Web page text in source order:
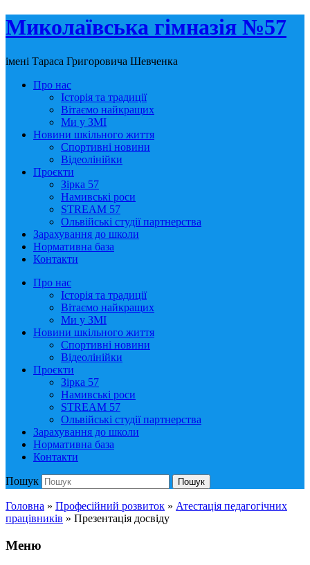
Миколаївська гімназія №57
імені Тараса Григоровича Шевченка
Про нас
Історія та традиції
Вітаємо найкращих
Ми у ЗМІ
Новини шкільного життя
Спортивні новини
Відеолінійки
Проєкти
Зірка 57
Намивські роси
STREAM 57
Ольвійські студії партнерства
Зарахування до школи
Нормативна база
Контакти
Про нас
Історія та традиції
Вітаємо найкращих
Ми у ЗМІ
Новини шкільного життя
Спортивні новини
Відеолінійки
Проєкти
Зірка 57
Намивські роси
STREAM 57
Ольвійські студії партнерства
Зарахування до школи
Нормативна база
Контакти
Пошук Пошук
Головна » Професійний розвиток » Атестація педагогічних
працівників » Презентація досвіду
Меню